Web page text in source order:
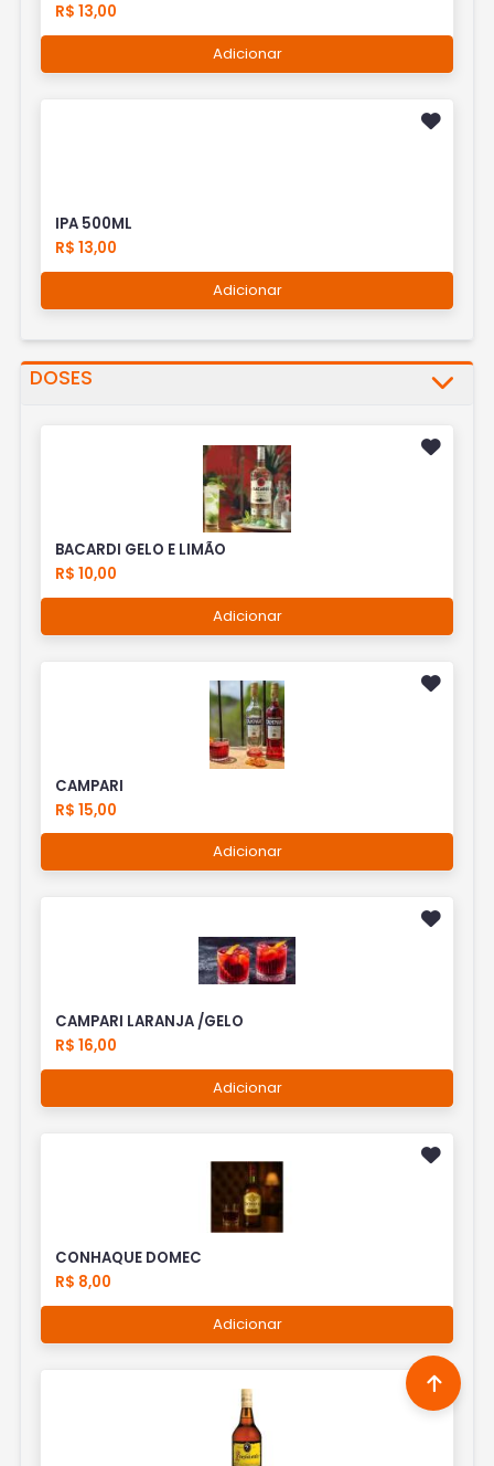
R$ 13,00
Adicionar
IPA 500ML
R$ 13,00
Adicionar
DOSES
BACARDI GELO E LIMÃO
R$ 10,00
Adicionar
CAMPARI
R$ 15,00
Adicionar
CAMPARI LARANJA /GELO
R$ 16,00
Adicionar
CONHAQUE DOMEC
R$ 8,00
Adicionar